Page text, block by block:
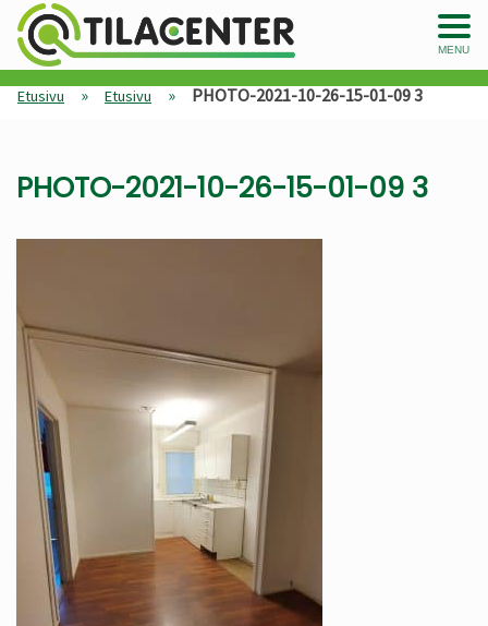
MENU
Etusivu » Etusivu » PHOTO-2021-10-26-15-01-09 3
PHOTO-2021-10-26-15-01-09 3